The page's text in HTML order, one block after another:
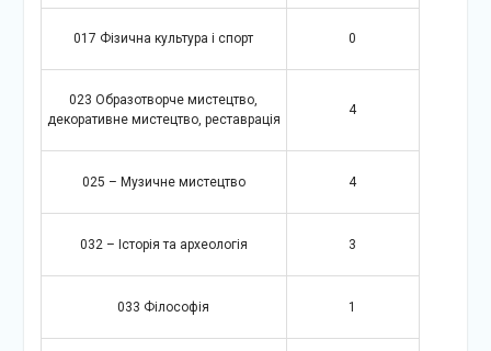
017 Фізична культура і спорт 0
023 Образотворче мистецтво,
декоративне мистецтво, реставрація
4
025 – Музичне мистецтво 4
032 – Історія та археологія 3
033 Філософія 1